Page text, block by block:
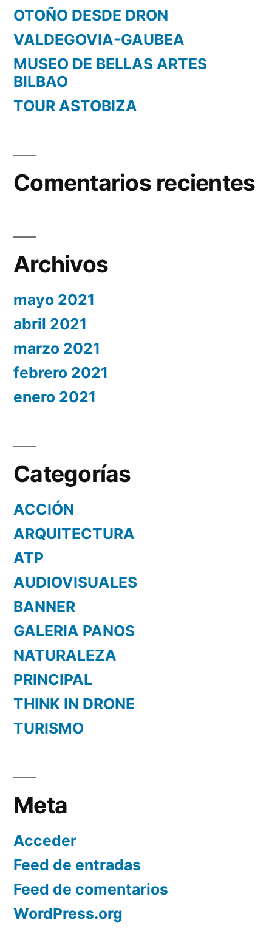
OTOÑO DESDE DRON
VALDEGOVIA-GAUBEA
MUSEO DE BELLAS ARTES
BILBAO
TOUR ASTOBIZA
Comentarios recientes
Archivos
mayo 2021
abril 2021
marzo 2021
febrero 2021
enero 2021
Categorías
ACCIÓN
ARQUITECTURA
ATP
AUDIOVISUALES
BANNER
GALERIA PANOS
NATURALEZA
PRINCIPAL
THINK IN DRONE
TURISMO
Meta
Acceder
Feed de entradas
Feed de comentarios
WordPress.org